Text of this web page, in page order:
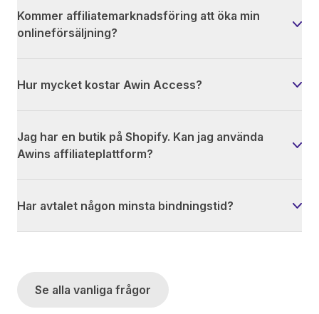
Kommer affiliatemarknadsföring att öka min
onlineförsäljning?
Hur mycket kostar Awin Access?
Jag har en butik på Shopify. Kan jag använda
Awins affiliateplattform?
Har avtalet någon minsta bindningstid?
Se alla vanliga frågor